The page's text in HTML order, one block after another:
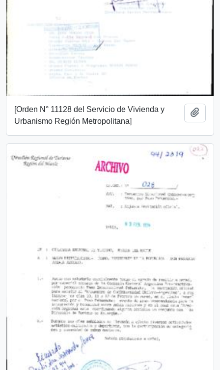
[Orden N° 11128 del Servicio de Vivienda y
Urbanismo Región Metropolitana]